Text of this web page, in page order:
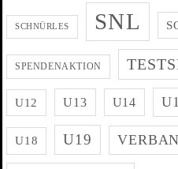
SCHNÜRLES SNL
SPENDENAKTION
U12 U13 U14
U18 U19